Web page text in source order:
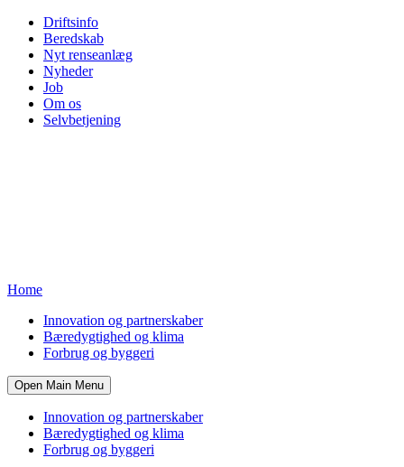
Driftsinfo
Beredskab
Nyt renseanlæg
Nyheder
Job
Om os
Selvbetjening
Home
Innovation og partnerskaber
Bæredygtighed og klima
Forbrug og byggeri
Open Main Menu
Innovation og partnerskaber
Bæredygtighed og klima
Forbrug og byggeri